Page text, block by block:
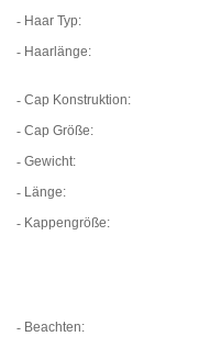
Haar Typ:
Haarlänge:
Cap Konstruktion:
Cap Größe:
Gewicht:
Länge:
Kappengröße:
Beachten: